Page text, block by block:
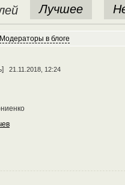
Лучшее
Модераторы в блоге
21.11.2018, 12:24